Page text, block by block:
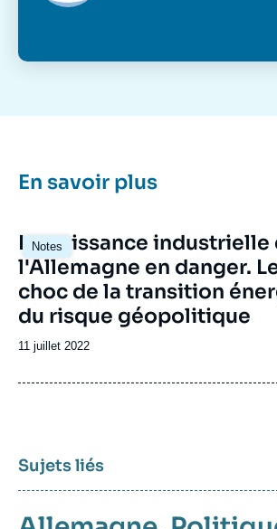
En savoir plus
Notes
Image
principale
La puissance industrielle
l'Allemagne en danger.
choc de la transition
du risque géopolitique
Date
publication
11 juillet 2022
Sujets liés